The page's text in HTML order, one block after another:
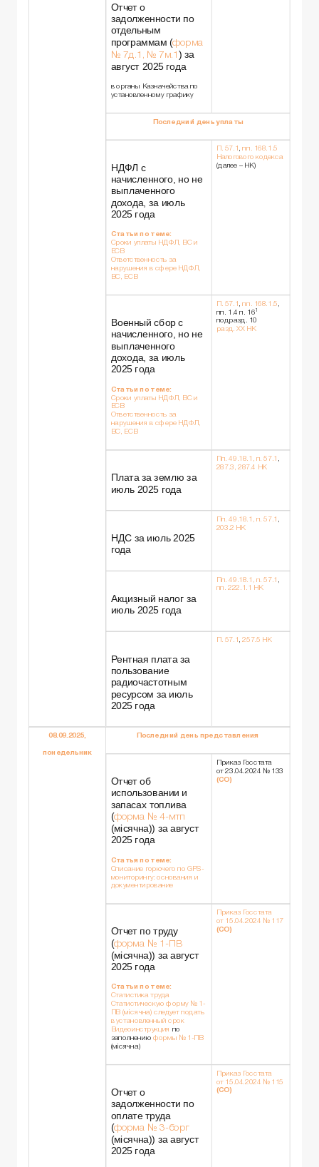
Отчет о
задолженности по
отдельным
программам (форма
№ 7д.1, № 7м.1 ) за
август 2025 года
в органы Казначейства по
установленному графику
Последний день уплаты
НДФЛ с
начисленного, но не
выплаченного
дохода, за июль
2025 года
Статьи по теме:
Сроки уплаты НДФЛ, ВС и
ЕСВ
Ответственность за
нарушения в сфере НДФЛ,
ВС, ЕСВ
П. 57.1 ,пп. 168.1.5
Налогового кодекса
(далее – НК)
Военный сбор с
начисленного, но не
выплаченного
дохода, за июль
2025 года
Статьи по теме:
Сроки уплаты НДФЛ, ВС и
ЕСВ
Ответственность за
нарушения в сфере НДФЛ,
ВС, ЕСВ
П. 57.1 ,пп. 168.1.5
пп. 1.4 п. 161
подразд. 10
разд. XX НК
Плата за землю за
июль 2025 года
Пп. 49.18.1, п. 57.1
287.3, 287.4 НК
НДС за июль 2025
года
Пп. 49.18.1, п. 57.1
203.2 НК
Акцизный налог за
июль 2025 года
Пп. 49.18.1, п. 57.1
пп. 222.1.1 НК
Рентная плата за
пользование
радиочастотным
ресурсом за июль
2025 года
П. 57.1 ,257.5 НК
08.09.2025,
понедельник
Последний день представления
Отчет об
использовании и
запасах топлива
(форма № 4-мтп
(місячна)) за август
2025 года
Статья по теме:
Списание горючего по GPS-
мониторингу: основания и
документирование
Приказ Госстата
от 23.04.2024 № 133
(СО)
Отчет по труду
(форма № 1-ПВ
(місячна)) за август
2025 года
Статьи по теме:
Статистика труда
Статистическую форму № 1-
ПВ (місячна) следует подать
в установленный срок
Видеоинструкция по
заполнению формы № 1-ПВ
(місячна)
Приказ Госстата
от 15.04.2024 № 117
(СО)
Отчет о
задолженности по
оплате труда
(форма № 3-борг
(місячна)) за август
2025 года
Приказ Госстата
от 15.04.2024 № 115
(СО)